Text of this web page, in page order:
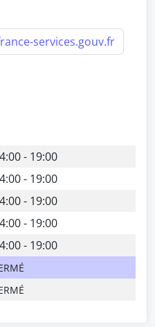
services.gouv.fr
- 19:00
- 19:00
- 19:00
- 19:00
- 19:00